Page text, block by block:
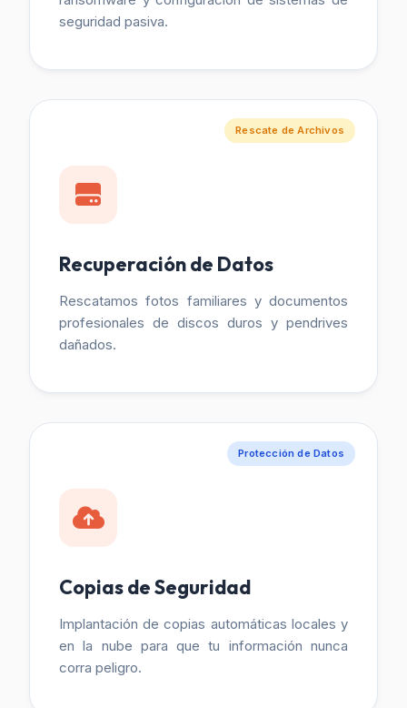
seguridad pasiva.
Rescate de Archivos
Recuperación de Datos
Rescatamos fotos familiares y documentos
profesionales de discos duros y pendrives
dañados.
Protección de Datos
Copias de Seguridad
Implantación de copias automáticas locales y
en la nube para que tu información nunca
corra peligro.